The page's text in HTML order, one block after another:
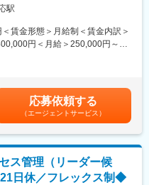
ず関係会社との連携で事業展
ン力を活かせるフィールドで
ドル、パワーバックドア等
れた自動車が動いてるのを見
駅
賃金形態＞月給制＜賃金内訳＞
円＜月給＞250,000円～
応募依頼する
（エージェントサービス）
ス管理（リーダー候
日休／フレックス制◆